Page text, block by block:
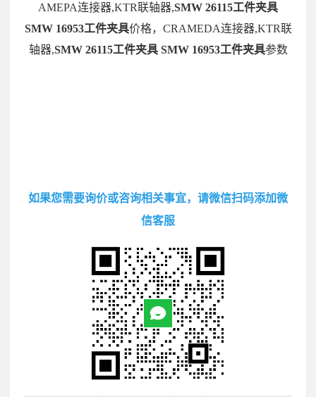
AMEPA连接器,KTR联轴器,SMW 26115工件夹具
SMW 16953工件夹具价格，CRAMEDA连接器,KTR联
轴器,SMW 26115工件夹具 SMW 16953工件夹具参数
如果您需要询价或咨询相关事宜，请微信扫码添加微
信客服